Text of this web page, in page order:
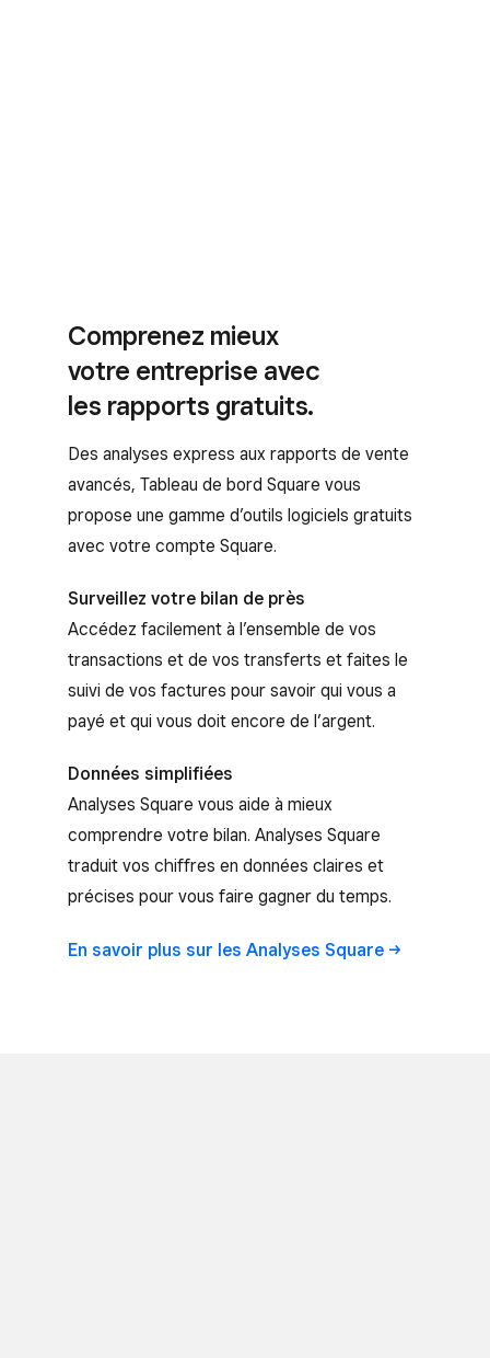
Comprenez mieux
votre entreprise avec
les rapports gratuits.
Des analyses express aux rapports de vente
avancés, Tableau de bord Square vous
propose une gamme d’outils logiciels gratuits
avec votre compte Square.
Surveillez votre bilan de près
Accédez facilement à l’ensemble de vos
transactions et de vos transferts et faites le
suivi de vos factures pour savoir qui vous a
payé et qui vous doit encore de l’argent.
Données simplifiées
Analyses Square vous aide à mieux
comprendre votre bilan. Analyses Square
traduit vos chiffres en données claires et
précises pour vous faire gagner du temps.
En savoir plus sur les Analyses Square